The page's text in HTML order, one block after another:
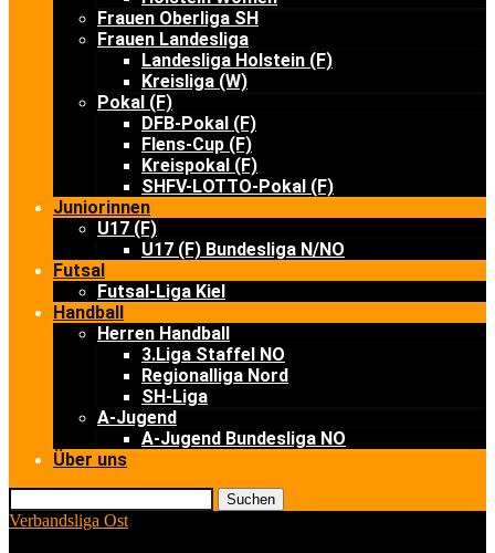
Frauen Oberliga SH
Frauen Landesliga
Landesliga Holstein (F)
Kreisliga (W)
Pokal (F)
DFB-Pokal (F)
Flens-Cup (F)
Kreispokal (F)
SHFV-LOTTO-Pokal (F)
Juniorinnen
U17 (F)
U17 (F) Bundesliga N/NO
Futsal
Futsal-Liga Kiel
Handball
Herren Handball
3.Liga Staffel NO
Regionalliga Nord
SH-Liga
A-Jugend
A-Jugend Bundesliga NO
Über uns
Suchen
Verbandsliga Ost